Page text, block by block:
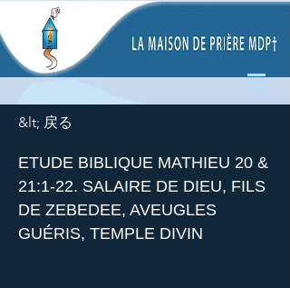
&lt; 戻る
ETUDE BIBLIQUE MATHIEU 20 &
21:1-22. SALAIRE DE DIEU, FILS
DE ZEBEDEE, AVEUGLES
GUÉRIS, TEMPLE DIVIN